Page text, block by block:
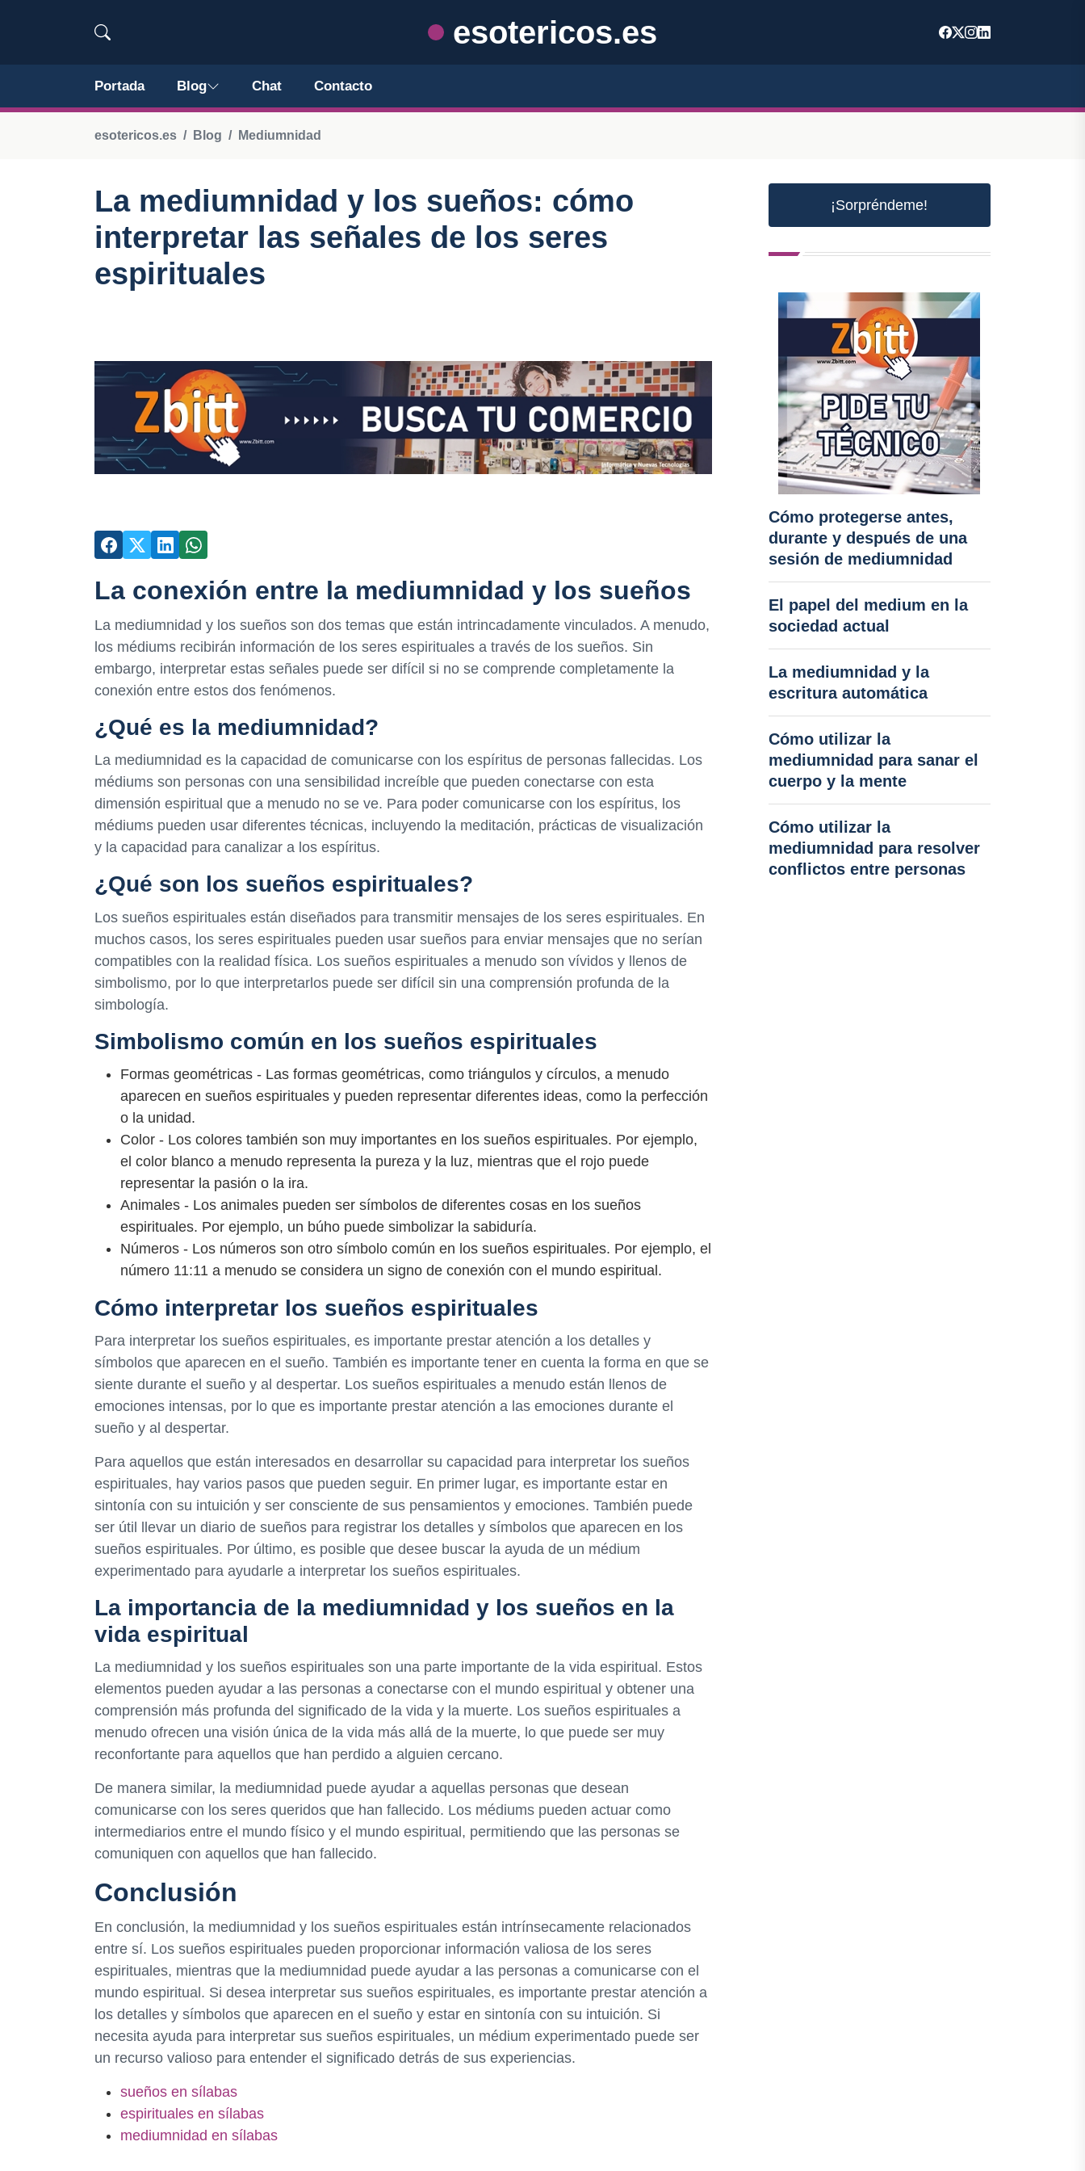
esotericos.es
Portada Blog Chat Contacto
esotericos.es Blog Mediumnidad
La mediumnidad y los sueños: cómo
interpretar las señales de los seres
espirituales
La conexión entre la mediumnidad y los sueños
La mediumnidad y los sueños son dos temas que están intrincadamente vinculados. A menudo,
los médiums recibirán información de los seres espirituales a través de los sueños. Sin
embargo, interpretar estas señales puede ser difícil si no se comprende completamente la
conexión entre estos dos fenómenos.
¿Qué es la mediumnidad?
La mediumnidad es la capacidad de comunicarse con los espíritus de personas fallecidas. Los
médiums son personas con una sensibilidad increíble que pueden conectarse con esta
dimensión espiritual que a menudo no se ve. Para poder comunicarse con los espíritus, los
médiums pueden usar diferentes técnicas, incluyendo la meditación, prácticas de visualización
y la capacidad para canalizar a los espíritus.
¿Qué son los sueños espirituales?
Los sueños espirituales están diseñados para transmitir mensajes de los seres espirituales. En
muchos casos, los seres espirituales pueden usar sueños para enviar mensajes que no serían
compatibles con la realidad física. Los sueños espirituales a menudo son vívidos y llenos de
simbolismo, por lo que interpretarlos puede ser difícil sin una comprensión profunda de la
simbología.
Simbolismo común en los sueños espirituales
Formas geométricas - Las formas geométricas, como triángulos y círculos, a menudo
aparecen en sueños espirituales y pueden representar diferentes ideas, como la perfección
o la unidad.
Color - Los colores también son muy importantes en los sueños espirituales. Por ejemplo,
el color blanco a menudo representa la pureza y la luz, mientras que el rojo puede
representar la pasión o la ira.
Animales - Los animales pueden ser símbolos de diferentes cosas en los sueños
espirituales. Por ejemplo, un búho puede simbolizar la sabiduría.
Números - Los números son otro símbolo común en los sueños espirituales. Por ejemplo, el
número 11:11 a menudo se considera un signo de conexión con el mundo espiritual.
Cómo interpretar los sueños espirituales
Para interpretar los sueños espirituales, es importante prestar atención a los detalles y
símbolos que aparecen en el sueño. También es importante tener en cuenta la forma en que se
siente durante el sueño y al despertar. Los sueños espirituales a menudo están llenos de
emociones intensas, por lo que es importante prestar atención a las emociones durante el
sueño y al despertar.
Para aquellos que están interesados en desarrollar su capacidad para interpretar los sueños
espirituales, hay varios pasos que pueden seguir. En primer lugar, es importante estar en
sintonía con su intuición y ser consciente de sus pensamientos y emociones. También puede
ser útil llevar un diario de sueños para registrar los detalles y símbolos que aparecen en los
sueños espirituales. Por último, es posible que desee buscar la ayuda de un médium
experimentado para ayudarle a interpretar los sueños espirituales.
La importancia de la mediumnidad y los sueños en la
vida espiritual
La mediumnidad y los sueños espirituales son una parte importante de la vida espiritual. Estos
elementos pueden ayudar a las personas a conectarse con el mundo espiritual y obtener una
comprensión más profunda del significado de la vida y la muerte. Los sueños espirituales a
menudo ofrecen una visión única de la vida más allá de la muerte, lo que puede ser muy
reconfortante para aquellos que han perdido a alguien cercano.
De manera similar, la mediumnidad puede ayudar a aquellas personas que desean
comunicarse con los seres queridos que han fallecido. Los médiums pueden actuar como
intermediarios entre el mundo físico y el mundo espiritual, permitiendo que las personas se
comuniquen con aquellos que han fallecido.
Conclusión
En conclusión, la mediumnidad y los sueños espirituales están intrínsecamente relacionados
entre sí. Los sueños espirituales pueden proporcionar información valiosa de los seres
espirituales, mientras que la mediumnidad puede ayudar a las personas a comunicarse con el
mundo espiritual. Si desea interpretar sus sueños espirituales, es importante prestar atención a
los detalles y símbolos que aparecen en el sueño y estar en sintonía con su intuición. Si
necesita ayuda para interpretar sus sueños espirituales, un médium experimentado puede ser
un recurso valioso para entender el significado detrás de sus experiencias.
sueños en sílabas
espirituales en sílabas
mediumnidad en sílabas
¡Sorpréndeme!
Cómo protegerse antes,
durante y después de una
sesión de mediumnidad
El papel del medium en la
sociedad actual
La mediumnidad y la
escritura automática
Cómo utilizar la
mediumnidad para sanar el
cuerpo y la mente
Cómo utilizar la
mediumnidad para resolver
conflictos entre personas